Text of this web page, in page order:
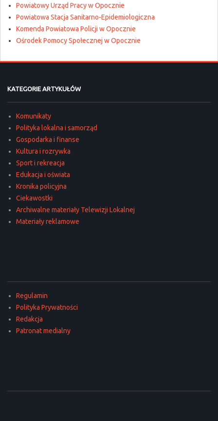
Powiatowy Urząd Pracy w Opocznie
Powiatowa Stacja Sanitarno-Epidemiologiczna
Komenda Powiatowa Policji w Opocznie
Ośrodek Pomocy Społecznej w Opocznie
KATEGORIE ARTYKUŁÓW
Komunikaty
Polityka lokalna i samorząd
Gospodarka i finanse
Kultura i rozrywka
Sport i rekreacja
Edukacja i oświata
Kronika policyjna
Ciekawostki
Archiwalne materiały Telewizji Lokalnej
Materiały reklamowe
Regulamin
Polityka Prywatności
Redakcja
Patronat medialny